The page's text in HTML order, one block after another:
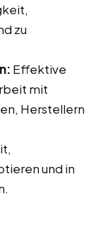
zu
Effektive
mit
Herstellern
und in